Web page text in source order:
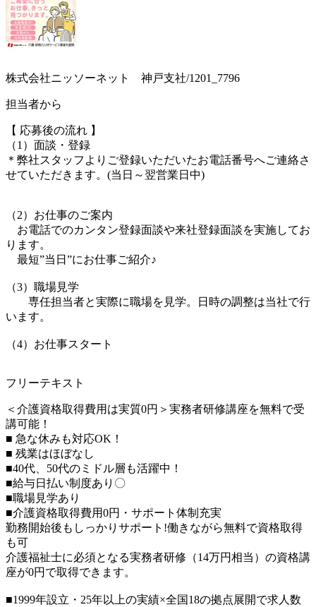
株式会社ニッソーネット 神戸支社/1201_7796
担当者から
【 応募後の流れ 】
（1）面談・登録
＊弊社スタッフよりご登録いただいたお電話番号へご連絡さ
せていただきます。(当日～翌営業日中)
（2）お仕事のご案内
お電話でのカンタン登録面談や来社登録面談を実施してお
ります。
最短”当日”にお仕事ご紹介♪
（3）職場見学
専任担当者と実際に職場を見学。日時の調整は当社で行
います。
（4）お仕事スタート
フリーテキスト
＜介護資格取得費用は実質0円＞実務者研修講座を無料で受
講可能！
■ 急な休みも対応OK！
■ 残業はほぼなし
■40代、50代のミドル層も活躍中！
■給与日払い制度あり〇
■職場見学あり
■介護資格取得費用0円・サポート体制充実
勤務開始後もしっかりサポート!働きながら無料で資格取得
も可
介護福祉士に必須となる実務者研修（14万円相当）の資格講
座が0円で取得できます。
■1999年設立・25年以上の実績×全国18の拠点展開で求人数